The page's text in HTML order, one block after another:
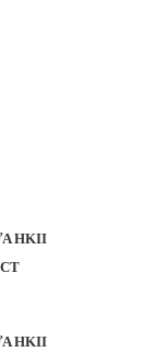
HKII
HKII